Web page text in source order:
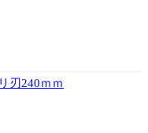
刃240ｍｍ